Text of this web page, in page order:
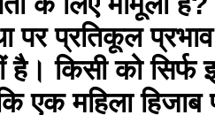
पर प्रतिकूल
है। किसी को सिर्फ
एक महिला